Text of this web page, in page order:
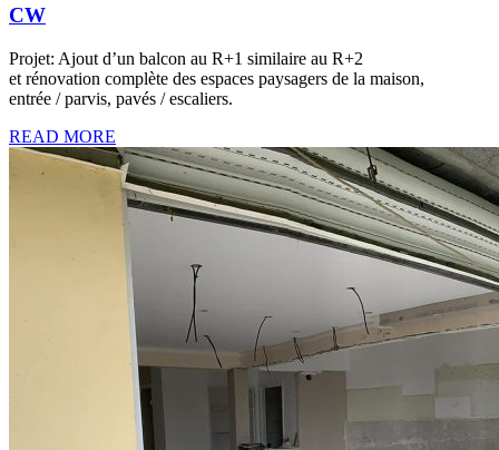
CW
Projet: Ajout d’un balcon au R+1 similaire au R+2
et rénovation complète des espaces paysagers de la maison,
entrée / parvis, pavés / escaliers.
READ MORE